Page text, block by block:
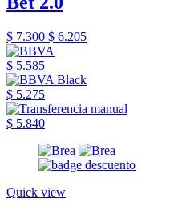
$ 7.300 $ 6.205
$ 5.585
$ 5.275
$ 5.840
Quick view